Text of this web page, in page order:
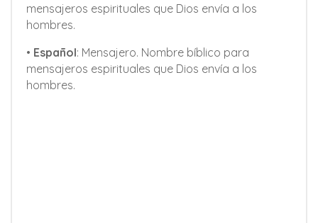
mensajeros espirituales que Dios envía a los
hombres.
• Español: Mensajero. Nombre bíblico para
mensajeros espirituales que Dios envía a los
hombres.